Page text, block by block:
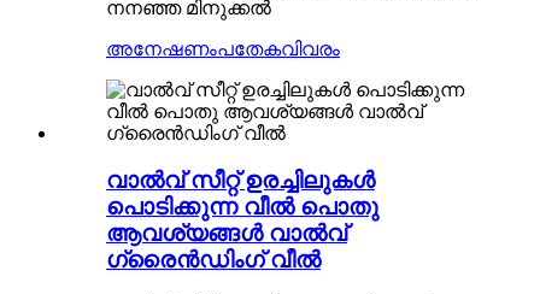
നനഞ്ഞ മിനുക്കൽ
അനേഷണംപതേകവിവരം
വാൽവ് സീറ്റ് ഉരച്ചിലുകൾ
പൊടിക്കുന്ന വീൽ പൊതു
ആവശ്യങ്ങൾ വാൽവ്
ഗ്രൈൻഡിംഗ് വീൽ